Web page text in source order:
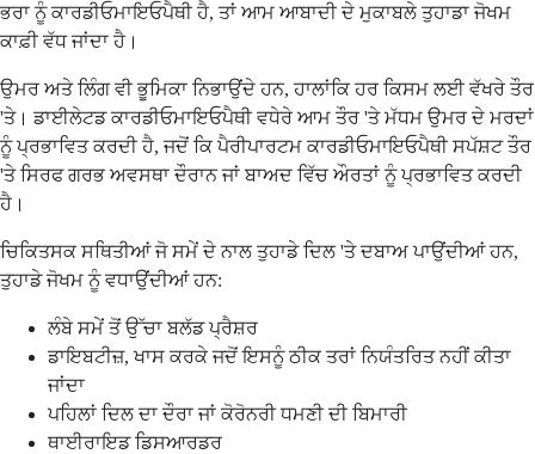
ਭਰਾ ਨੂੰ ਕਾਰਡੀਓਮਾਇਓਪੈਥੀ ਹੈ, ਤਾਂ ਆਮ ਆਬਾਦੀ ਦੇ ਮੁਕਾਬਲੇ ਤੁਹਾਡਾ ਜੋਖਮ
ਕਾਫ਼ੀ ਵੱਧ ਜਾਂਦਾ ਹੈ।
ਉਮਰ ਅਤੇ ਲਿੰਗ ਵੀ ਭੂਮਿਕਾ ਨਿਭਾਉਂਦੇ ਹਨ, ਹਾਲਾਂਕਿ ਹਰ ਕਿਸਮ ਲਈ ਵੱਖਰੇ ਤੌਰ
'ਤੇ। ਡਾਈਲੇਟਡ ਕਾਰਡੀਓਮਾਇਓਪੈਥੀ ਵਧੇਰੇ ਆਮ ਤੌਰ 'ਤੇ ਮੱਧਮ ਉਮਰ ਦੇ ਮਰਦਾਂ
ਨੂੰ ਪ੍ਰਭਾਵਿਤ ਕਰਦੀ ਹੈ, ਜਦੋਂ ਕਿ ਪੈਰੀਪਾਰਟਮ ਕਾਰਡੀਓਮਾਇਓਪੈਥੀ ਸਪੱਸ਼ਟ ਤੌਰ
'ਤੇ ਸਿਰਫ ਗਰਭ ਅਵਸਥਾ ਦੌਰਾਨ ਜਾਂ ਬਾਅਦ ਵਿੱਚ ਔਰਤਾਂ ਨੂੰ ਪ੍ਰਭਾਵਿਤ ਕਰਦੀ
ਹੈ।
ਚਿਕਿਤਸਕ ਸਥਿਤੀਆਂ ਜੋ ਸਮੇਂ ਦੇ ਨਾਲ ਤੁਹਾਡੇ ਦਿਲ 'ਤੇ ਦਬਾਅ ਪਾਉਂਦੀਆਂ ਹਨ,
ਤੁਹਾਡੇ ਜੋਖਮ ਨੂੰ ਵਧਾਉਂਦੀਆਂ ਹਨ:
ਲੰਬੇ ਸਮੇਂ ਤੋਂ ਉੱਚਾ ਬਲੱਡ ਪ੍ਰੈਸ਼ਰ
ਡਾਇਬਟੀਜ਼, ਖਾਸ ਕਰਕੇ ਜਦੋਂ ਇਸਨੂੰ ਠੀਕ ਤਰਾਂ ਨਿਯੰਤਰਿਤ ਨਹੀਂ ਕੀਤਾ
ਜਾਂਦਾ
ਪਹਿਲਾਂ ਦਿਲ ਦਾ ਦੌਰਾ ਜਾਂ ਕੋਰੋਨਰੀ ਧਮਣੀ ਦੀ ਬਿਮਾਰੀ
ਥਾਈਰਾਇਡ ਡਿਸਆਰਡਰ